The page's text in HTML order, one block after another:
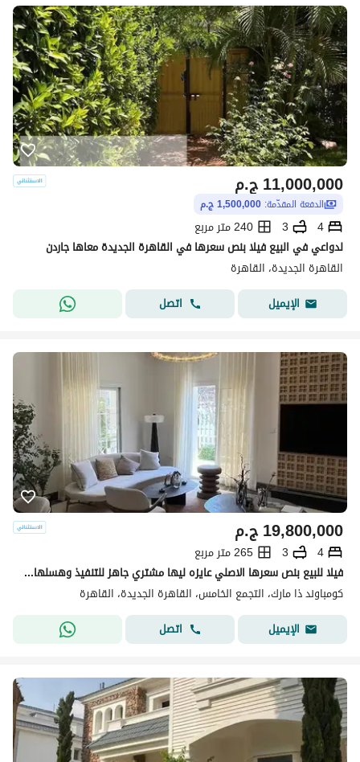
ج.م11,000,000
الدفعة المقدّمة: 1,500,000 ج.م
4
3
240 متر مربع
لدواعي في البيع فيلا بنص سعرها في القاهرة الجديدة معاها جاردن
القاهرة الجديدة، القاهرة
الإيميل
اتصل
ج.م19,800,000
4
3
265 متر مربع
فيلا للبيع بنص سعرها الاصلي عايزه ليها مشتري جاهز للتنفيذ وهسلها فوري بمجرد التعاقد في كومباند فيلات فقط
كومباوند ذا مارك، التجمع الخامس، القاهرة الجديدة، القاهرة
الإيميل
اتصل